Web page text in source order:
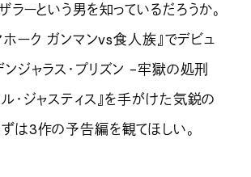
ラーという男を知っているだろうか。
ーク ガンマンvs食人族』でデビュ
ンジャラス・プリズン -牢獄の処刑
・ジャスティス』を手がけた気鋭の
は3作の予告編を観てほしい。